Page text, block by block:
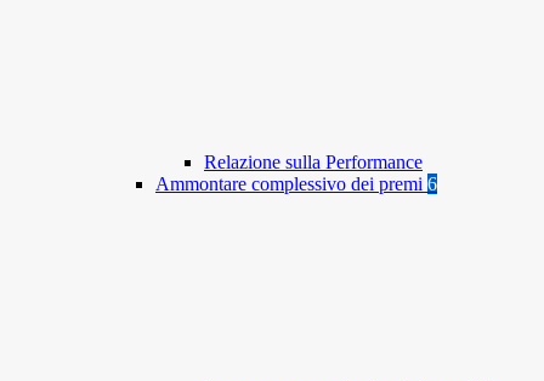
Relazione sulla Performance
Ammontare complessivo dei premi 6